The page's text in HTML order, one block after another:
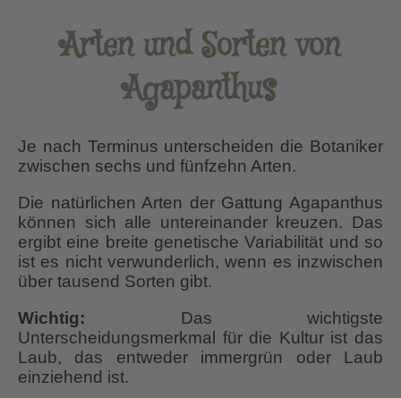
Arten und Sorten von
Agapanthus
Je nach Terminus unterscheiden die Botaniker
zwischen sechs und fünfzehn Arten.
Die natürlichen Arten der Gattung Agapanthus
können sich alle untereinander kreuzen. Das
ergibt eine breite genetische Variabilität und so
ist es nicht verwunderlich, wenn es inzwischen
über tausend Sorten gibt.
Wichtig: Das wichtigste
Unterscheidungsmerkmal für die Kultur ist das
Laub, das entweder immergrün oder Laub
einziehend ist.